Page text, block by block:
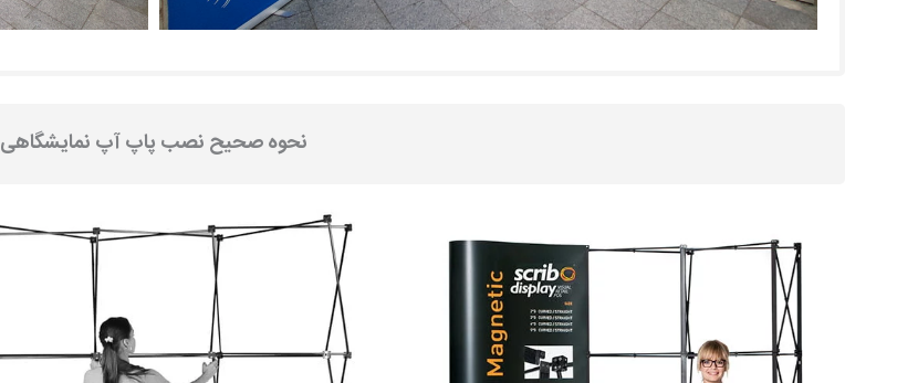
نحوه صحیح نصب پاپ آپ نمایشگاهی